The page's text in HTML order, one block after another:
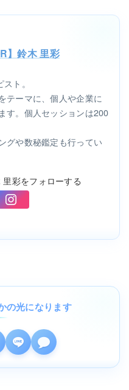
】鈴木 里彩
ト。
テーマに、個人や企業に
す。個人セッションは200
グや数秘鑑定も行ってい
里彩をフォローする
の光になります